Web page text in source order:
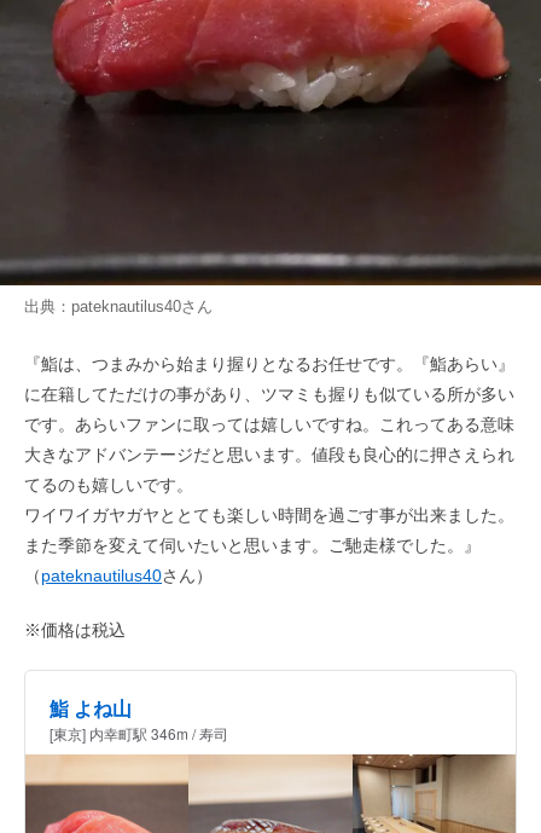
出典： pateknautilus40さん
『鮨は、つまみから始まり握りとなるお任せです。『鮨あらい』
に在籍してただけの事があり、ツマミも握りも似ている所が多い
です。あらいファンに取っては嬉しいですね。これってある意味
大きなアドバンテージだと思います。値段も良心的に押さえられ
てるのも嬉しいです。
ワイワイガヤガヤととても楽しい時間を過ごす事が出来ました。
また季節を変えて伺いたいと思います。ご馳走様でした。』
（pateknautilus40さん）
※価格は税込
鮨 よね山
[東京] 内幸町駅 346m / 寿司